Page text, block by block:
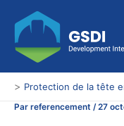
contenu
> Protection de la tête
Par referencement /27